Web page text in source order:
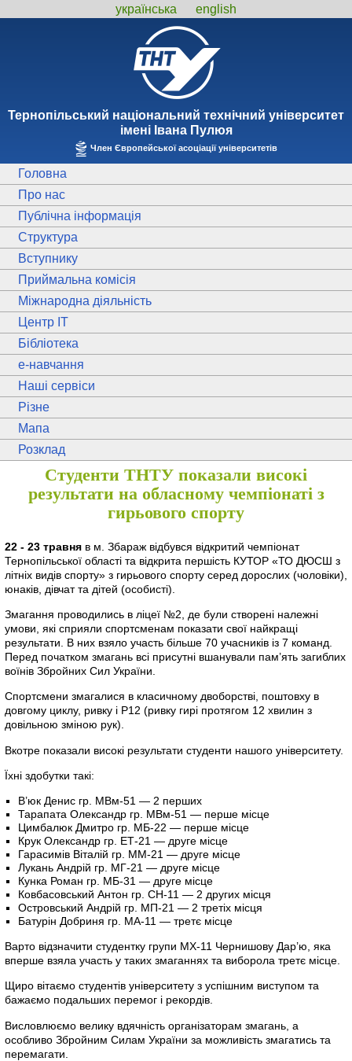
українська english
Тернопiльський національний технiчний унiверситет
iменi Iвана Пулюя
Член Європейської асоціації університетів
Головна
Про нас
Публічна інформація
Структура
Вступнику
Приймальна комісія
Міжнародна діяльність
Центр ІТ
Бібліотека
e-навчання
Наші сервіси
Різне
Мапа
Розклад
Студенти ТНТУ показали високі
результати на обласному чемпіонаті з
гирьового спорту
22 - 23 травня в м. Збараж відбувся відкритий чемпіонат
Тернопільської області та відкрита першість КУТОР «ТО ДЮСШ з
літніх видів спорту» з гирьового спорту серед дорослих (чоловіки),
юнаків, дівчат та дітей (особисті).
Змагання проводились в ліцеї №2, де були створені належні
умови, які сприяли спортсменам показати свої найкращі
результати. В них взяло участь більше 70 учасників із 7 команд.
Перед початком змагань всі присутні вшанували пам’ять загиблих
воїнів Збройних Сил України.
Спортсмени змагалися в класичному двоборстві, поштовху в
довгому циклу, ривку і Р12 (ривку гирі протягом 12 хвилин з
довільною зміною рук).
Вкотре показали високі результати студенти нашого університету.
Їхні здобутки такі:
В’юк Денис гр. МВм-51 — 2 перших
Тарапата Олександр гр. МВм-51 — перше місце
Цимбалюк Дмитро гр. МБ-22 — перше місце
Крук Олександр гр. ЕТ-21 — друге місце
Гарасимів Віталій гр. ММ-21 — друге місце
Лукань Андрій гр. МГ-21 — друге місце
Кунка Роман гр. МБ-31 — друге місце
Ковбасовський Антон гр. СН-11 — 2 других місця
Островський Андрій гр. МП-21 — 2 третіх місця
Батурін Добриня гр. МА-11 — третє місце
Варто відзначити студентку групи МХ-11 Чернишову Дар’ю, яка
вперше взяла участь у таких змаганнях та виборола третє місце.
Щиро вітаємо студентів університету з успішним виступом та
бажаємо подальших перемог і рекордів.
Висловлюємо велику вдячність організаторам змагань, а
особливо Збройним Силам України за можливість змагатись та
перемагати.